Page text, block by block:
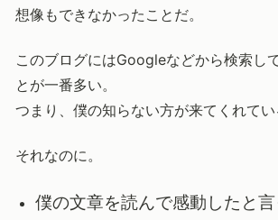
想像もできなかったことだ。
このブログにはGoogleなどから検索し
とが一番多い。
つまり、僕の知らない方が来てくれてい
それなのに。
僕の文章を読んで感動したと